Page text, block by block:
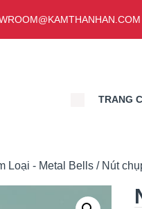
TRANG
Loại - Metal Bells / Nút